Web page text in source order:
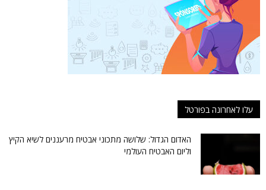
עלו לאחרונה בפורטל
האדום הגדול: שלושה מתכוני אבטיח מרעננים לשיא הקיץ
וליום האבטיח העולמי